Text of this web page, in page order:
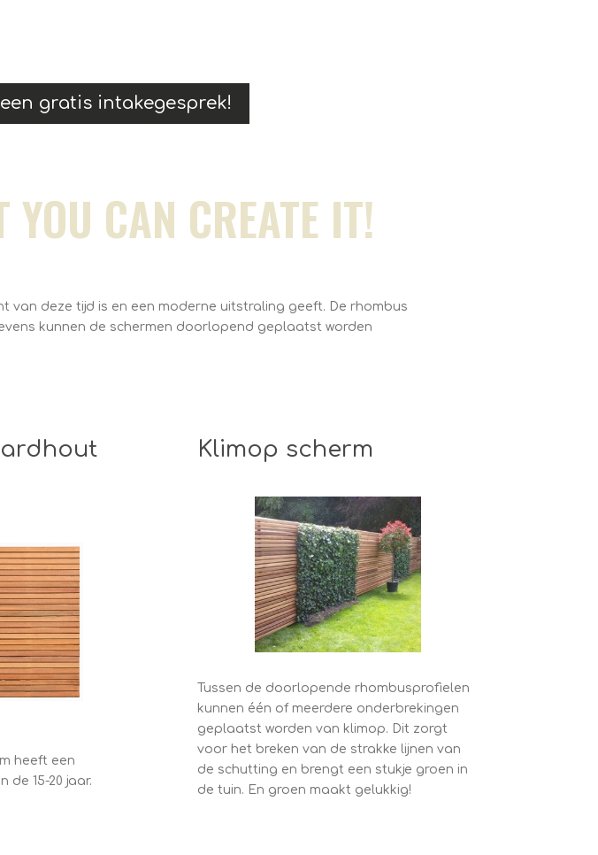
gratis intakegesprek!
CAN CREATE IT!
van deze tijd is en een moderne uitstraling geeft. De rhombus
kunnen de schermen doorlopend geplaatst worden
heeft een
de 15-20 jaar.
Klimop scherm
Tussen de doorlopende rhombusprofielen
kunnen één of meerdere onderbrekingen
geplaatst worden van klimop. Dit zorgt
voor het breken van de strakke lijnen van
de schutting en brengt een stukje groen in
de tuin. En groen maakt gelukkig!